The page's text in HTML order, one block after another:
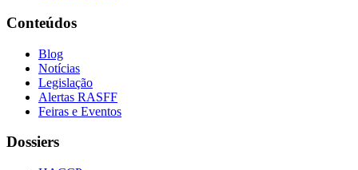
Conteúdos
Blog
Notícias
Legislação
Alertas RASFF
Feiras e Eventos
Dossiers